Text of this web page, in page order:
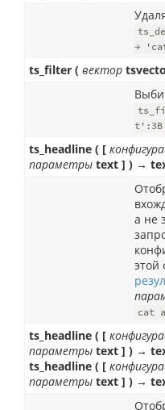
→
ts_filter ( вектор
ts_headline ( [
параметры text ] ) →
а не
этой
cat
ts_headline ( [
параметры text ] ) →
ts_headline ( [
параметры text ] ) →